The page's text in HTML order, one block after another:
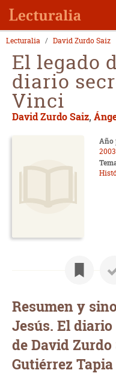
Lecturalia David Zurdo Saiz
El legado
diario
Vinci
David Zurdo Saiz,
Año
2003
Resumen y
Jesús. El
de David
Gutiérrez Tapia